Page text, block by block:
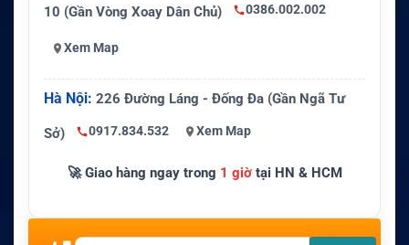
10 (Gần Vòng Xoay Dân Chủ) 0386.002.002
Xem Map
Hà Nội: 226 Đường Láng - Đống Đa (Gần Ngã Tư
Sở) 0917.834.532 Xem Map
🚀 Giao hàng ngay trong 1 giờtại HN & HCM